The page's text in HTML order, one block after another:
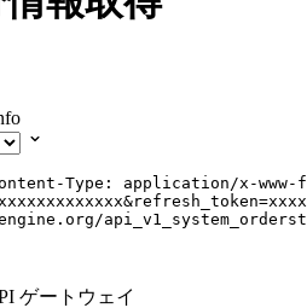
Type: application/x-www-
ゲートウェイ